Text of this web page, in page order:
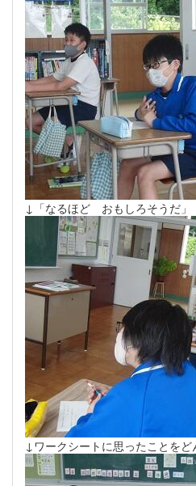
↓「なるほど おもしろそうだ」
↓ワークシートに思ったことをど